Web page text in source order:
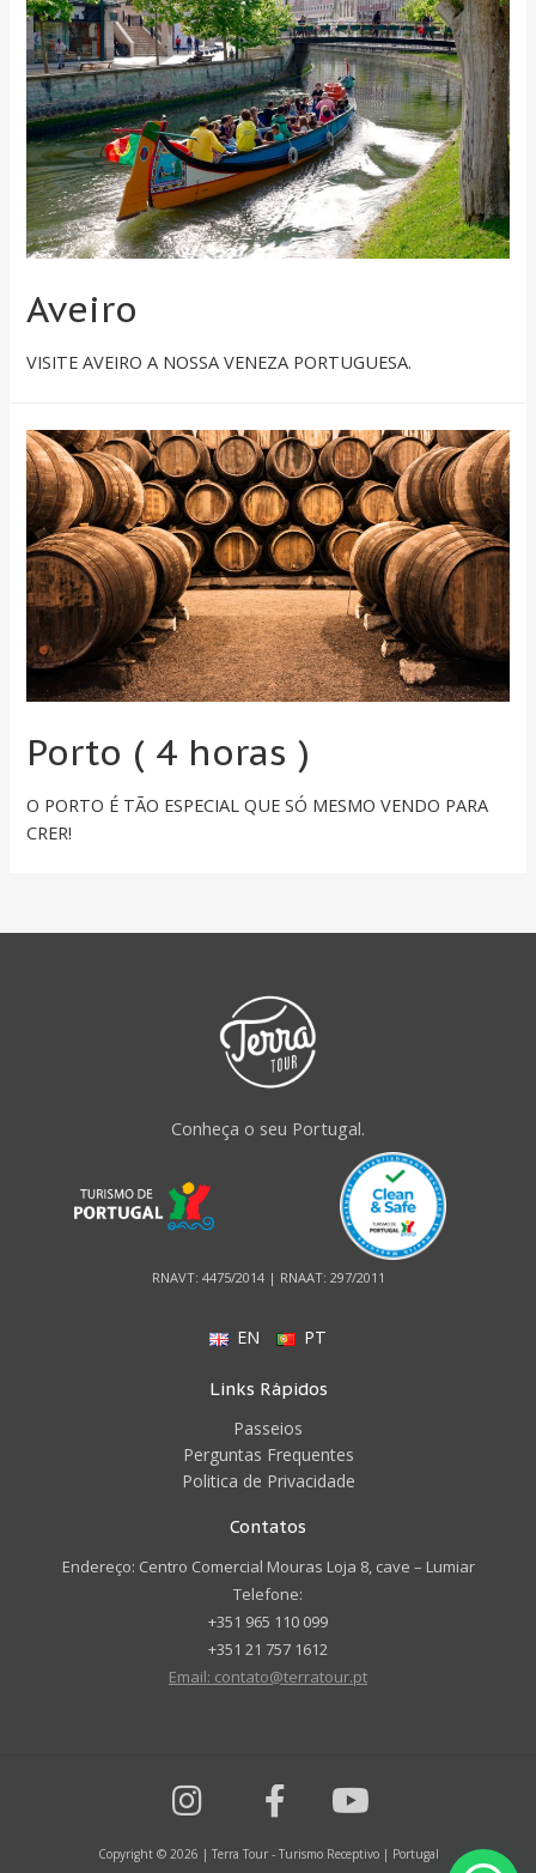
Aveiro
VISITE AVEIRO A NOSSA VENEZA PORTUGUESA.
Porto ( 4 horas )
O PORTO É TÃO ESPECIAL QUE SÓ MESMO VENDO PARA
CRER!
Conheça o seu Portugal.
RNAVT: 4475/2014 | RNAAT: 297/2011
EN PT
Links Rápidos
Passeios
Perguntas Frequentes
Politica de Privacidade
Contatos
Endereço: Centro Comercial Mouras Loja 8, cave – Lumiar
Telefone:
+351 965 110 099
+351 21 757 1612
Email: contato@terratour.pt
Copyright © 2026 | Terra Tour - Turismo Receptivo | Portugal